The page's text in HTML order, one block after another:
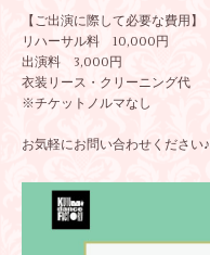
【ご出演に際して必要な費用】
リハーサル料 10,000円
出演料 3,000円
衣装リース・クリーニング代
※チケットノルマなし
お気軽にお問い合わせください♪